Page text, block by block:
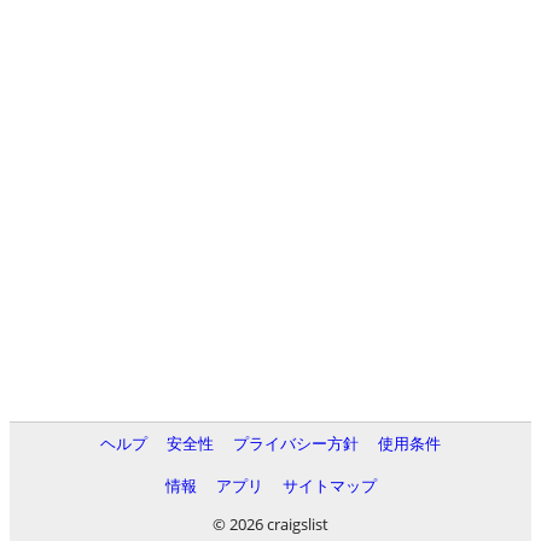
ヘルプ 安全性 プライバシー方針
使用条件
情報
アプリ
サイトマップ
© 2026 craigslist